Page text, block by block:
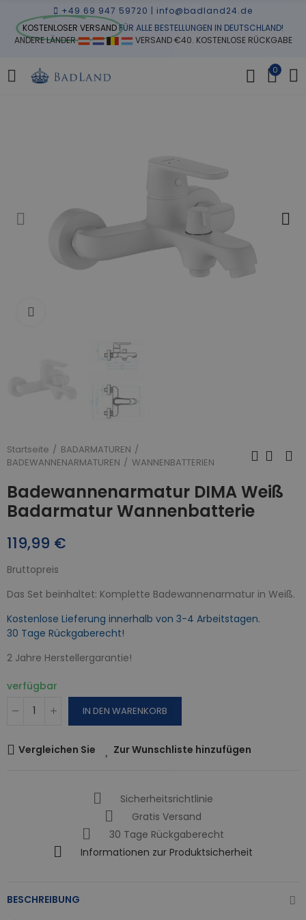
+49 69 947 59720 | info@badland24.de
KOSTENLOSER VERSANDFÜR ALLE BESTELLUNGEN IN DEUTSCHLAND!
ANDERE LÄNDER
VERSAND €40. KOSTENLOSE RÜCKGABE
0
Startseite
BADARMATUREN
BADEWANNENARMATUREN
WANNENBATTERIEN
Badewannenarmatur DIMA Weiß
Badarmatur Wannenbatterie
119,99 €
Bruttopreis
Das Set beinhaltet: Komplette Badewannenarmatur in Weiß.
Kostenlose Lieferung innerhalb von 3-4 Arbeitstagen.
30 Tage Rückgaberecht!
2 Jahre Herstellergarantie!
verfügbar
IN DEN WARENKORB
Vergleichen Sie Zur Wunschliste hinzufügen
Sicherheitsrichtlinie
Gratis Versand
30 Tage Rückgaberecht
Informationen zur Produktsicherheit
BESCHREIBUNG